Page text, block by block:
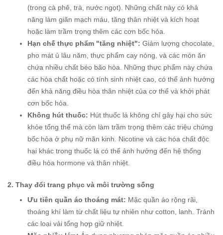
(trong cà phê, trà, nước ngọt). Những chất này có khả
năng làm giãn mạch máu, tăng thân nhiệt và kích hoạt
hoặc làm trầm trọng thêm các cơn bốc hỏa.
Hạn chế thực phẩm "tăng nhiệt": Giảm lượng chocolate,
pho mát ủ lâu năm, thực phẩm cay nóng, và các món ăn
chứa nhiều chất béo bão hòa. Những thực phẩm này chứa
các hóa chất hoặc có tính sinh nhiệt cao, có thể ảnh hưởng
đến khả năng điều hòa thân nhiệt của cơ thể và khởi phát
cơn bốc hỏa.
Không hút thuốc: Hút thuốc lá không chỉ gây hại cho sức
khỏe tổng thể mà còn làm trầm trọng thêm các triệu chứng
bốc hỏa ở phụ nữ mãn kinh. Nicotine và các hóa chất độc
hại khác trong thuốc lá có thể ảnh hưởng đến hệ thống
điều hòa hormone và thân nhiệt.
2. Thay đổi trang phục và môi trường sống
Ưu tiên quần áo thoáng mát: Mặc quần áo rộng rãi,
thoáng khí làm từ chất liệu tự nhiên như cotton, lanh. Tránh
các loại vải tổng hợp giữ nhiệt.